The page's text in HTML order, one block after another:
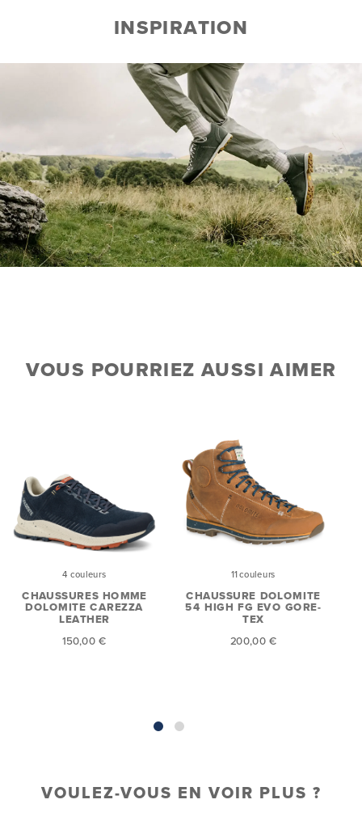
INSPIRATION
VOUS POURRIEZ AUSSI AIMER
4 couleurs
CHAUSSURES HOMME
DOLOMITE CAREZZA
LEATHER
150,00 €
11 couleurs
CHAUSSURE DOLOMITE
54 HIGH FG EVO GORE-
TEX
200,00 €
VOULEZ-VOUS EN VOIR PLUS ?